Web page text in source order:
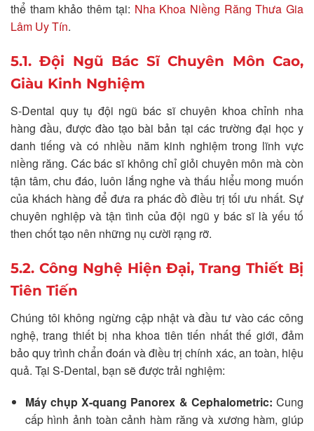
thể tham khảo thêm tại: Nha Khoa Niềng Răng Thưa Gia
Lâm Uy Tín.
5.1. Đội Ngũ Bác Sĩ Chuyên Môn Cao,
Giàu Kinh Nghiệm
S-Dental quy tụ đội ngũ bác sĩ chuyên khoa chỉnh nha
hàng đầu, được đào tạo bài bản tại các trường đại học y
danh tiếng và có nhiều năm kinh nghiệm trong lĩnh vực
niềng răng. Các bác sĩ không chỉ giỏi chuyên môn mà còn
tận tâm, chu đáo, luôn lắng nghe và thấu hiểu mong muốn
của khách hàng để đưa ra phác đồ điều trị tối ưu nhất. Sự
chuyên nghiệp và tận tình của đội ngũ y bác sĩ là yếu tố
then chốt tạo nên những nụ cười rạng rỡ.
5.2. Công Nghệ Hiện Đại, Trang Thiết Bị
Tiên Tiến
Chúng tôi không ngừng cập nhật và đầu tư vào các công
nghệ, trang thiết bị nha khoa tiên tiến nhất thế giới, đảm
bảo quy trình chẩn đoán và điều trị chính xác, an toàn, hiệu
quả. Tại S-Dental, bạn sẽ được trải nghiệm:
Máy chụp X-quang Panorex & Cephalometric: Cung
cấp hình ảnh toàn cảnh hàm răng và xương hàm, giúp